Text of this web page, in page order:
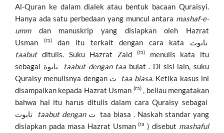
Al-Quran ke dalam dialek atau bentuk bacaan Quraisyi.
Hanya ada satu perbedaan yang muncul antara mashaf-e-
ummdan manuskrip yang disiapkan oleh Hazrat
Usman
(ra)
taabutditulis. Suku Hazrat Zaid (ra)menulis kata itu
sebagai تابوة
taabut dengan taa bulat . Di sisi lain, suku
taa biasa.Ketika kasus ini
disampaikan kepada Hazrat Usman (ra), beliau mengatakan
bahwa hal itu harus ditulis dalam cara Quraisy sebagai
taabut dengan ت taa biasa . Naskah standar yang
disiapkan pada masa Hazrat Usman(ra ) disebut mashaful